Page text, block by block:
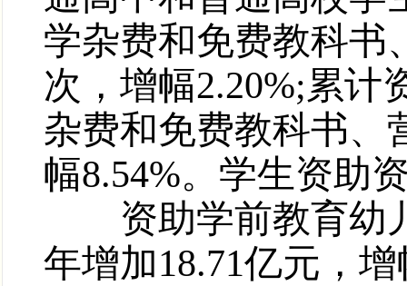
学杂费和免费教科书
次，增幅2.20%;累计
杂费和免费教科书、
幅8.54%。学生资助
资助学前教育幼儿
年增加18.71亿元，